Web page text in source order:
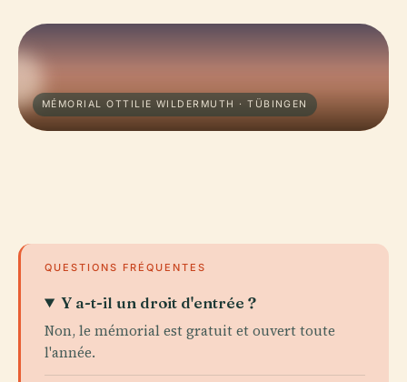
MÉMORIAL OTTILIE WILDERMUTH · TÜBINGEN
QUESTIONS FRÉQUENTES
Y a-t-il un droit d'entrée ?
Non, le mémorial est gratuit et ouvert toute
l'année.